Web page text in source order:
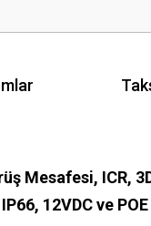
Mesafesi, ICR, 3D
12VDC ve POE